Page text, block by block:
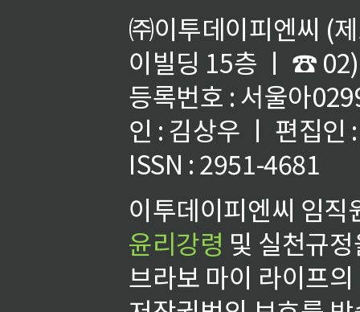
㈜이투데이피엔씨 (
이빌딩 15층 ㅣ ☎
등록번호 : 서울아
인 : 김상우 ㅣ 편집인
ISSN : 2951-4681
이투데이피엔씨 임
윤리강령 및 실천규
브라보 마이 라이프